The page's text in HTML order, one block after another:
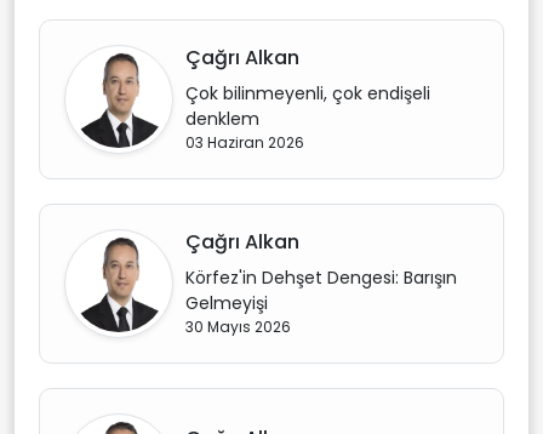
Çağrı Alkan
Çok bilinmeyenli, çok endişeli
denklem
03 Haziran 2026
Çağrı Alkan
Körfez'in Dehşet Dengesi: Barışın
Gelmeyişi
30 Mayıs 2026